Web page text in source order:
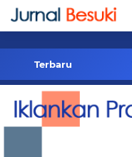
-->
Terbaru